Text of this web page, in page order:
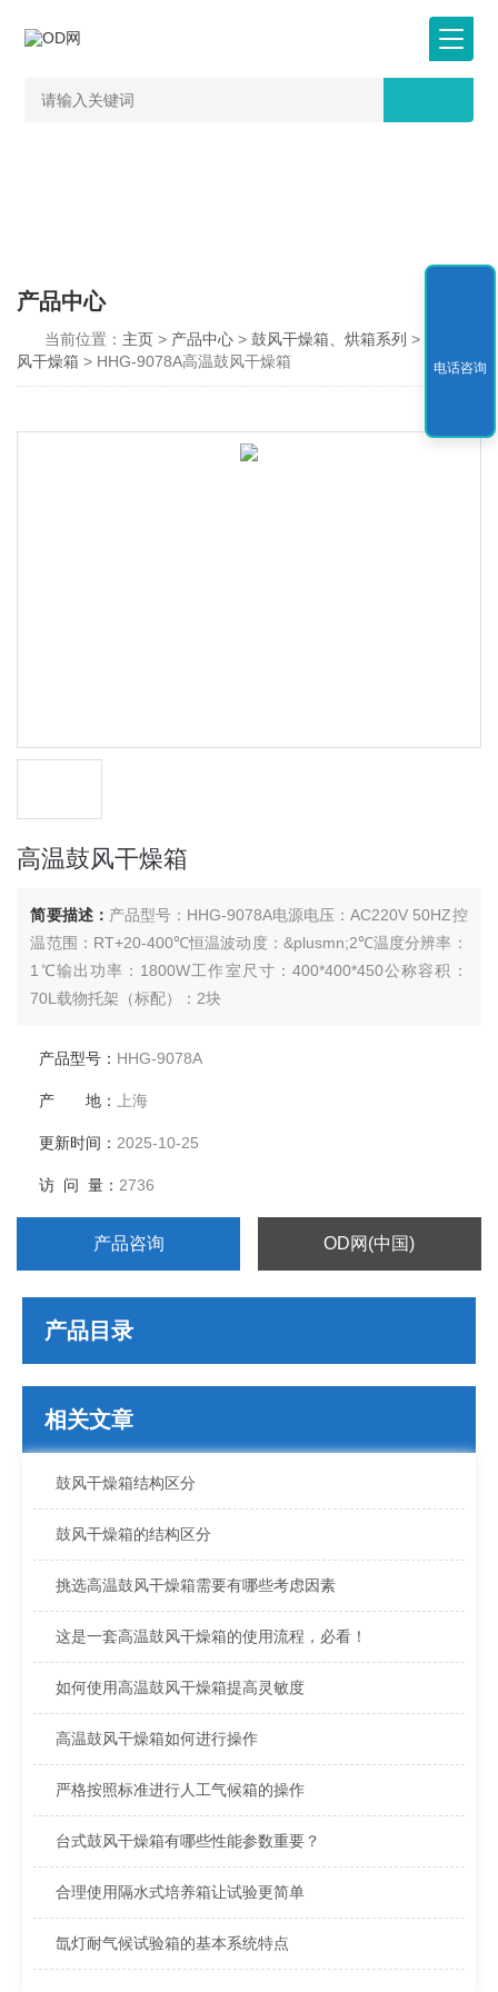
产品中心
当前位置： 主页> 产品中心 >鼓风干燥箱、烘箱系列 >
风干燥箱 > HHG-9078A高温鼓风干燥箱
高温鼓风干燥箱
简要描述： 产品型号：HHG-9078A电源电压：AC220V 50HZ控
温范围：RT+20-400℃恒温波动度：&plusmn;2℃温度分辨率：
1℃输出功率：1800W工作室尺寸：400*400*450公称容积：
70L载物托架（标配）：2块
产品型号： HHG-9078A
产 地：上海
更新时间：2025-10-25
访 问 量：2736
产品咨询 OD网(中国)
产品目录
相关文章
鼓风干燥箱结构区分
鼓风干燥箱的结构区分
挑选高温鼓风干燥箱需要有哪些考虑因素
这是一套高温鼓风干燥箱的使用流程，必看！
如何使用高温鼓风干燥箱提高灵敏度
高温鼓风干燥箱如何进行操作
严格按照标准进行人工气候箱的操作
台式鼓风干燥箱有哪些性能参数重要？
合理使用隔水式培养箱让试验更简单
氙灯耐气候试验箱的基本系统特点
电话咨询